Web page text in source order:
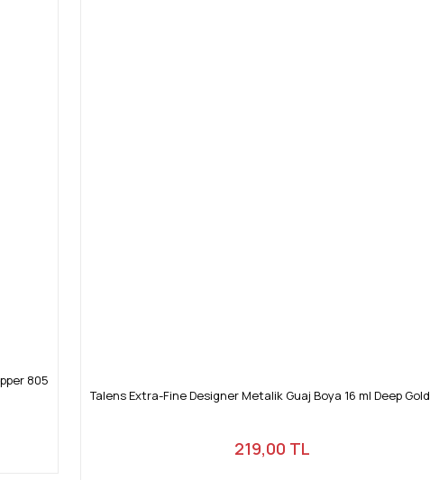
805
Talens Extra-Fine Designer Metalik Guaj Boya 16 ml Deep
219,00 TL